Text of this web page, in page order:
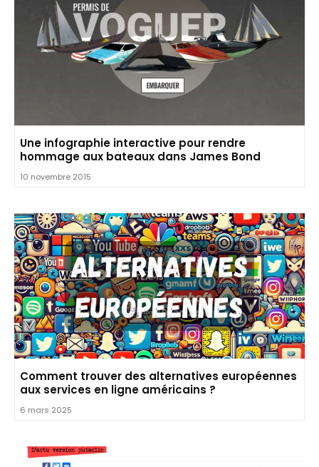
Une infographie interactive pour rendre
hommage aux bateaux dans James Bond
10 novembre 2015
Comment trouver des alternatives européennes
aux services en ligne américains ?
6 mars 2025